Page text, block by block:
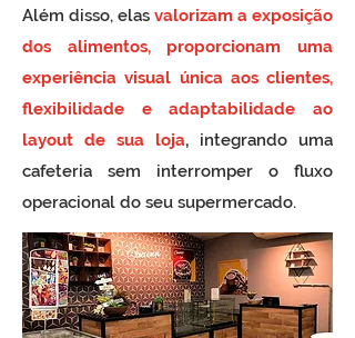
Além disso, elas valorizam a exposição
dos alimentos, proporcionam uma
experiência visual única aos clientes,
flexibilidade e adaptabilidade ao
layout de sua loja,
integrando uma
cafeteria sem interromper o fluxo
operacional do seu supermercado.